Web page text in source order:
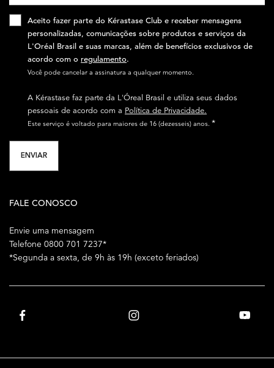
Aceito fazer parte do Kérastase Club e receber mensagens
personalizadas, comunicações sobre produtos e serviços da
L'Oréal Brasil e suas marcas, além de benefícios exclusivos de
acordo com o regulamento.​
Você pode cancelar a assinatura a qualquer momento.​
A Kérastase faz parte da L'Óreal Brasil e utiliza seus dados
pessoais de acordo com a Política de Privacidade.
Este serviço é voltado para maiores de 16 (dezesseis) anos. *
ENVIAR
FALE CONOSCO
Envie uma mensagem
Telefone 0800 701 7237*
*Segunda a sexta, de 9h às 19h (exceto feriados)